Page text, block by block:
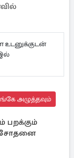
உடனுக்குடன்
அழுத்தவும்
பறக்கும்
சோதனை